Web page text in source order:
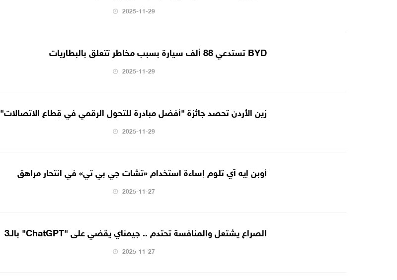
2025-11-29
BYD تستدعي 88 ألف سيارة بسبب مخاطر تتعلق بالبطاريات
2025-11-29
زين الأردن تحصد جائزة "أفضل مبادرة للتحول الرقمي في قِطاع الاتصالات"
2025-11-29
أوبن إيه آي تلوم إساءة استخدام «تشات جي بي تي» في انتحار مراهق
2025-11-27
الصراع يشتعل والمنافسة تحتدم .. جيمناي يقضي على "‏ChatGPT‏" بالـ3‏
2025-11-27